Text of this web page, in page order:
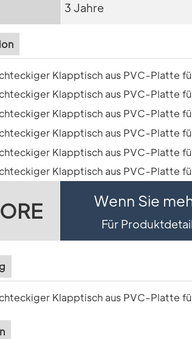
3 Jahre
Wenn Sie
Für